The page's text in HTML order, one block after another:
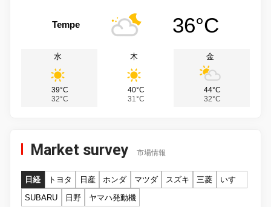
Tempe 36°C
水
39°C
32°C
木
40°C
31°C
金
44°C
32°C
Market survey 市場情報
日経 トヨタ 日産 ホンダ マツダ スズキ 三菱
いすゞ
SUBARU
日野 ヤマハ発動機